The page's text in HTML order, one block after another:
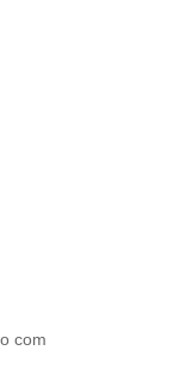
com